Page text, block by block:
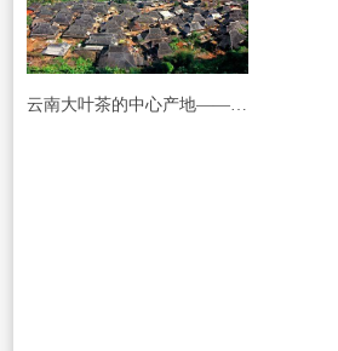
云南大叶茶的中心产地——基诺古茶山